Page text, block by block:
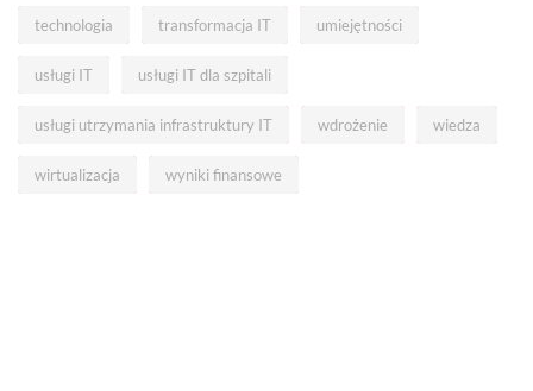
technologia transformacja IT umiejętności
usługi IT usługi IT dla szpitali
usługi utrzymania infrastruktury IT wdrożenie wiedza
wirtualizacja wyniki finansowe